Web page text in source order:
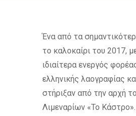
Ένα από τα
το καλοκαίρι του 2017,
ιδιαίτερα ενεργός
ελληνικής λαογραφίας
στήριξαν από την αρχή
Λιμεναρίων «Το